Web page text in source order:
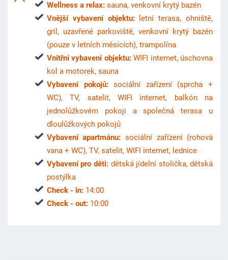
Wellness a relax:sauna, venkovní krytý bazén
Vnější vybavení objektu:letní terasa, ohniště,
gril, uzavřené parkoviště, venkovní krytý bazén
(pouze v letních měsících), trampolína
Vnitřní vybavení objektu:WIFI internet, úschovna
kol a motorek, sauna
Vybavení pokojů:sociální zařízení (sprcha +
WC), TV, satelit, WIFI internet, balkón na
jednolůžkovém pokoji a společná terasa u
dloulůžkových pokojů
Vybavení apartmánu: sociální zařízení (rohová
vana + WC), TV, satelit, WIFI internet, lednice
Vybavení pro děti: dětská jídelní stolička, dětská
postýlka
Check - in: 14:00
Check - out:10:00